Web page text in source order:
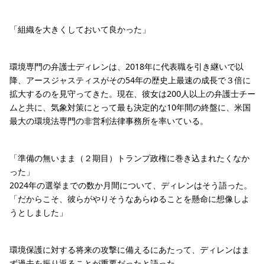
「組織を大きくしておいて良かった」
環境専門の弁護士ディレンは、2018年に代表職を引き継いで以
降、アースジャスティスがその54年の歴史上最速の成長で３倍に
拡大するのを見守ってきた。現在、彼女は200人以上の弁護士チー
ムと共に、気象対策にとって最も決定的な10年間の終盤に、米国
最大の環境法専門の非営利法律事務所を率いている。
「準備の無いまま（２期目）トランプ政権に巻き込まれたくなか
った」
2024年の選挙までの数か月間について、ディレンはそう語った。
「だからこそ、彼らがやりそうなあらゆることを懸命に想像しよ
うとしました」
環境保護に対する将来の攻撃に備えるにあたって、ディレンはま